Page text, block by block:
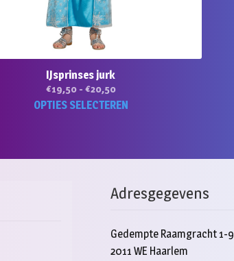
IJsprinses jurk
€19,50 - €20,50Prijsklasse:
€19,50
OPTIES SELECTEREN
optie
worden
Adresgegevens
Gedempte Raamgracht 1-9
2011 WE Haarlem